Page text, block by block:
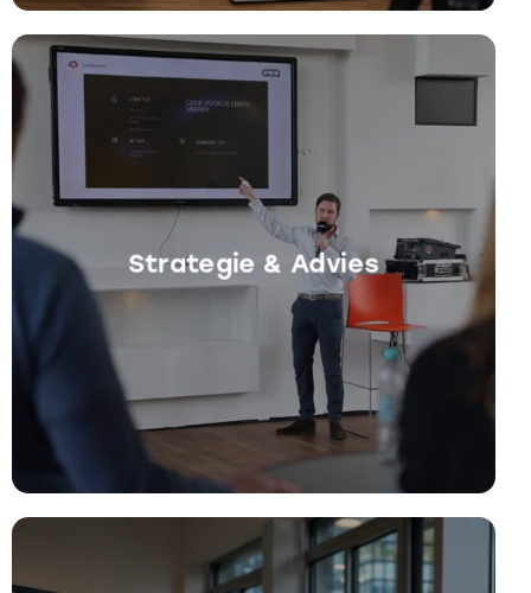
Strategie & Advies